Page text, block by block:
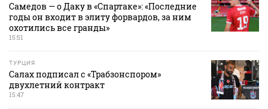
Самедов — о Даку в «Спартаке»: «Последние
годы он входит в элиту форвардов, за ним
охотились все гранды»
15:51
ТУРЦИЯ
Салах подписал с «Трабзонспором»
двухлетний контракт
15:47